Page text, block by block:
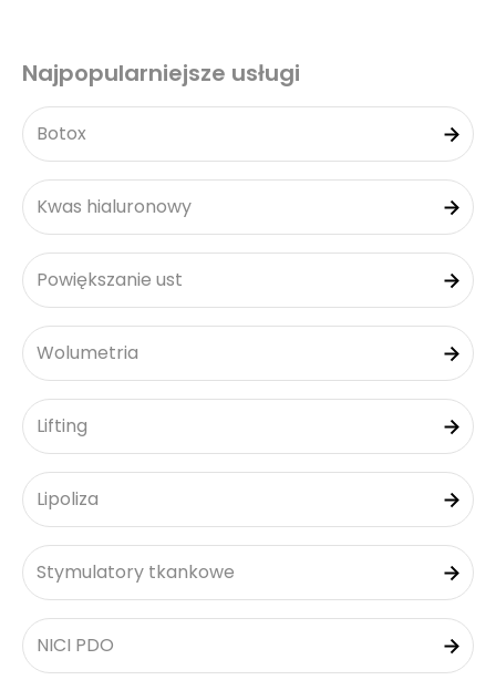
Najpopularniejsze usługi
Botox
Kwas hialuronowy
Powiększanie ust
Wolumetria
Lifting
Lipoliza
Stymulatory tkankowe
NICI PDO